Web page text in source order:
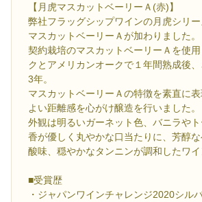
【月虎マスカットベーリーＡ(赤)】
弊社フラッグシップワインの月虎シリ
マスカットベーリーＡが加わりました。
契約栽培のマスカットベーリーＡを使
クとアメリカンオークで１年間熟成後
3年。
マスカットベーリーＡの特徴を素直に
よい距離感を心がけ醸造を行いました。
外観は明るいガーネット色、バニラや
香が優しく丸やかな口当たりに、芳醇
酸味、穏やかなタンニンが調和したワイ
■受賞歴
・ジャパンワインチャレンジ2020シル